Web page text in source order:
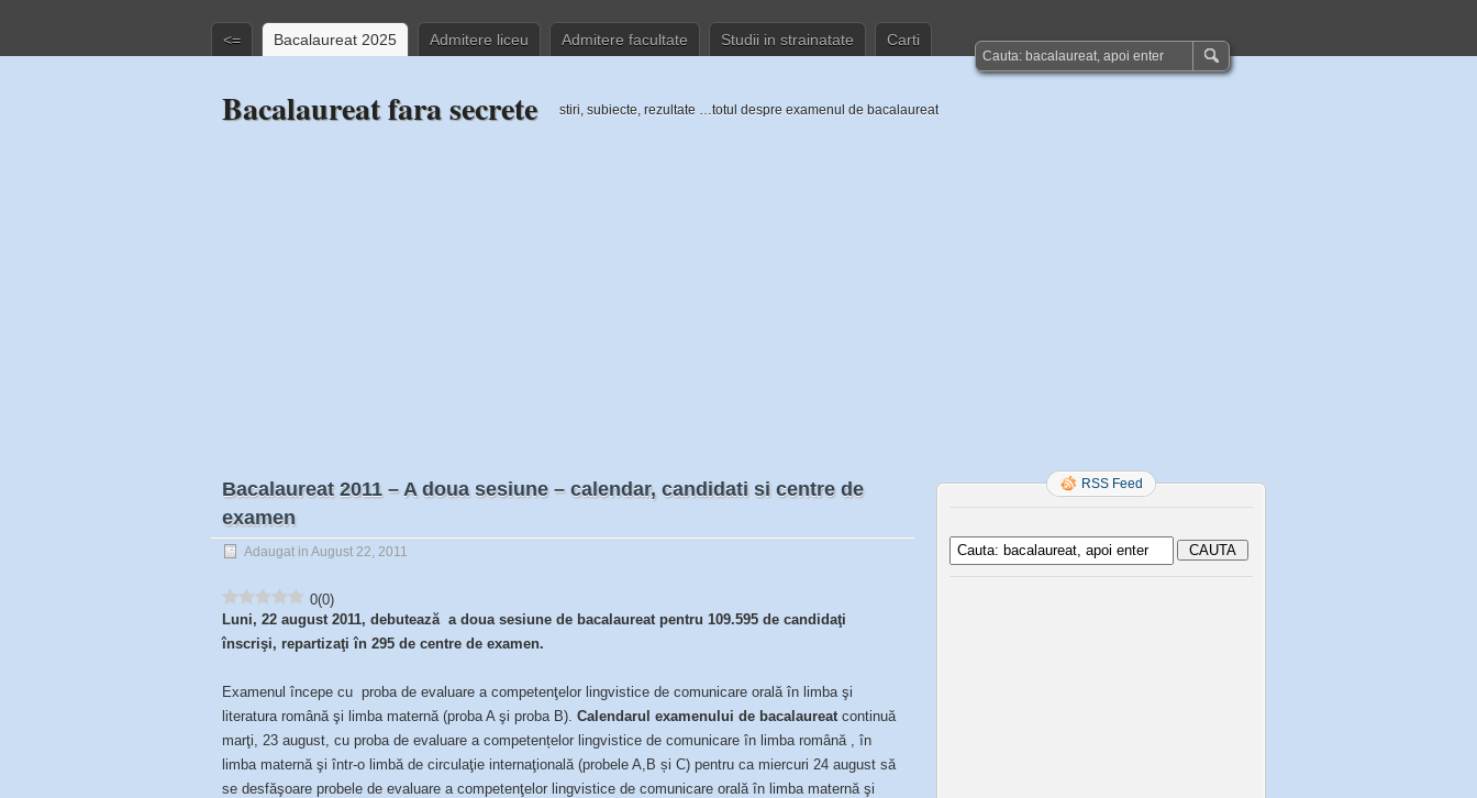
<= Bacalaureat 2025 Admitere liceu Admitere facultate Studii in strainatate Carti
Bacalaureat fara secrete stiri, subiecte, rezultate …totul despre examenul de bacalaureat
Bacalaureat 2011 – A doua sesiune – calendar, candidati si centre de
examen
Adaugat in August 22, 2011
0(0)
Luni, 22 august 2011, debutează a doua sesiune de bacalaureat pentru 109.595 de candidaţi
înscrişi, repartizaţi în 295 de centre de examen.
Examenul începe cu proba de evaluare a competenţelor lingvistice de comunicare orală în limba şi
literatura română şi limba maternă (proba A şi proba B). Calendarul examenului de bacalaureatcontinuă
marţi, 23 august, cu proba de evaluare a competențelor lingvistice de comunicare în limba română , în
limba maternă şi într-o limbă de circulaţie internaţională (probele A,B și C) pentru ca miercuri 24 august să
se desfăşoare probele de evaluare a competenţelor lingvistice de comunicare orală în limba maternă şi
RSS Feed